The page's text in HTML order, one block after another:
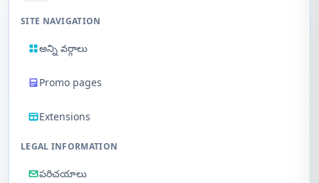
SITE NAVIGATION
అన్ని వర్గాలు
Promo pages
Extensions
LEGAL INFORMATION
పరిచయాలు